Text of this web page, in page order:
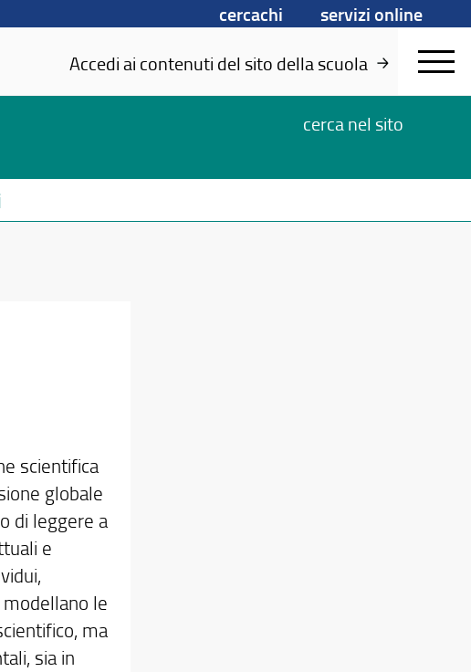
cercachi
servizi online
Accedi ai contenuti del sito della scuola
cerca nel sito
scientifica
globale
di leggere a
e
le
ma
sia in